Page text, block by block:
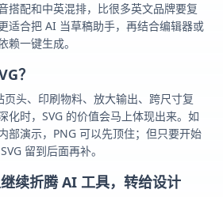
搭配和中英混排，比很多英文品牌要复
适合把 AI 当草稿助手，再结合编辑器或
赖一键生成。
？
头、印刷物料、放大输出、跨尺寸复
化时，SVG 的价值会马上体现出来。如
部演示，PNG 可以先顶住；但只要开始
留到后面再补。
续折腾 AI 工具，转给设计